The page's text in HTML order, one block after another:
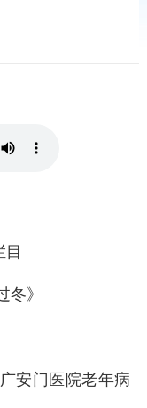
》
安门医院老年病